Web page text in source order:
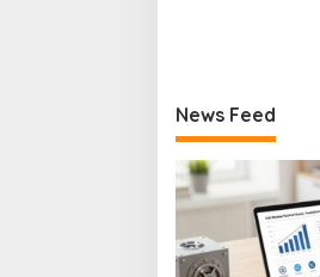
News Feed